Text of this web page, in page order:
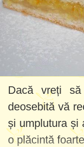
Dacă vreți
deosebită vă
și umplutura și
o plăcintă